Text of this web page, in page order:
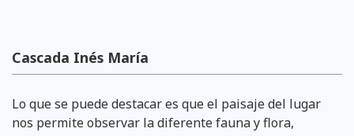
Cascada Inés María
Lo que se puede destacar es que el paisaje del lugar
nos permite observar la diferente fauna y flora,